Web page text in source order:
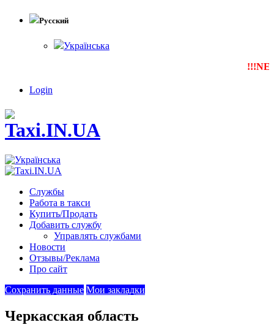
Русский
Українська
!!!NEW
Login
Службы
Работа в такси
Купить/Продать
Добавить службу
Управлять службами
Новости
Отзывы/Реклама
Про сайт
Сохранить данные Мои закладки
Черкасская область‎